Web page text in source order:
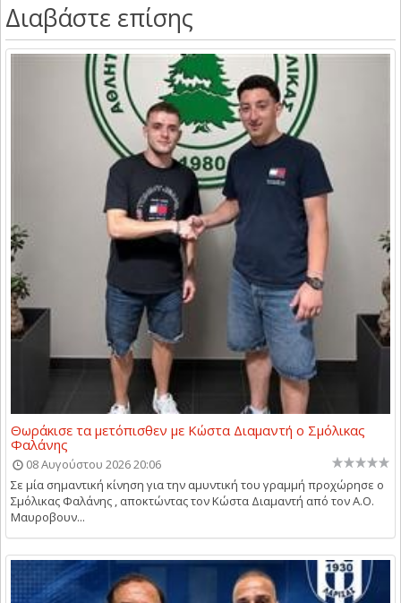
Διαβάστε επίσης
Θωράκισε τα μετόπισθεν με Κώστα Διαμαντή ο Σμόλικας
Φαλάνης
08 Αυγούστου 2026 20:06
Σε μία σημαντική κίνηση για την αμυντική του γραμμή προχώρησε ο
Σμόλικας Φαλάνης , αποκτώντας τον Κώστα Διαμαντή από τον Α.Ο.
Μαυροβουν...